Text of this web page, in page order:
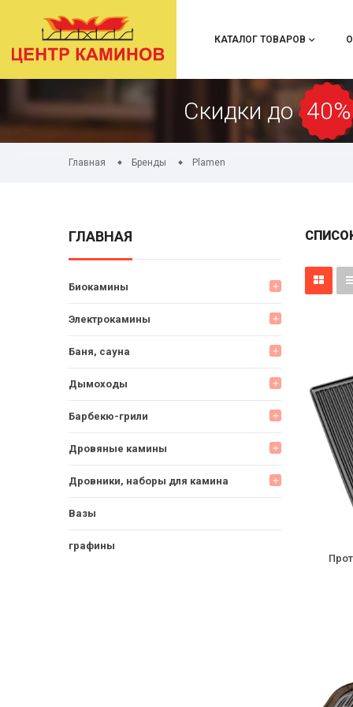
КАТАЛОГ ТОВАРОВ
Скидки до 40%
Главная Бренды Plamen
ГЛАВНАЯ
Биокамины add
Электрокамины add
Баня, сауна add
Дымоходы add
Барбекю-грили add
Дровяные камины add
Дровники, наборы для камина add
Вазы
графины